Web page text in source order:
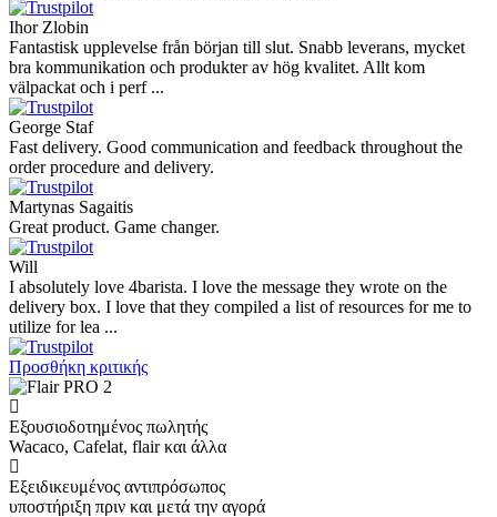
Ihor Zlobin
Fantastisk upplevelse från början till slut. Snabb leverans, mycket
bra kommunikation och produkter av hög kvalitet. Allt kom
välpackat och i perf ...
George Staf
Fast delivery. Good communication and feedback throughout the
order procedure and delivery.
Martynas Sagaitis
Great product. Game changer.
Will
I absolutely love 4barista. I love the message they wrote on the
delivery box. I love that they compiled a list of resources for me to
utilize for lea ...
Προσθήκη κριτικής
Εξουσιοδοτημένος πωλητής
Wacaco, Cafelat, flair και άλλα
Εξειδικευμένος αντιπρόσωπος
υποστήριξη πριν και μετά την αγορά